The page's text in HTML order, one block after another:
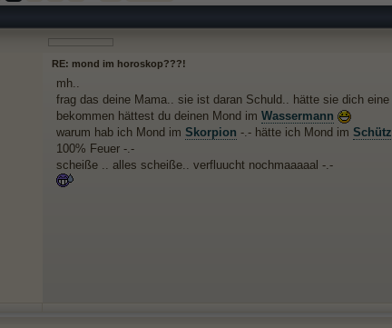
RE: mond im horoskop???!
mh..
frag das deine Mama.. sie ist daran Schuld.. hätte sie dich eine
bekommen hättest du deinen Mond im Wassermann
warum hab ich Mond im Skorpion -.- hätte ich Mond im
100% Feuer -.-
scheiße .. alles scheiße.. verfluucht nochmaaaaal -.-